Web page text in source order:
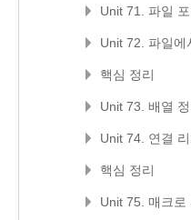
Unit 71. 파일
Unit 72. 파일에
핵심 정리
Unit 73. 배열
Unit 74. 연결
핵심 정리
Unit 75. 매크로